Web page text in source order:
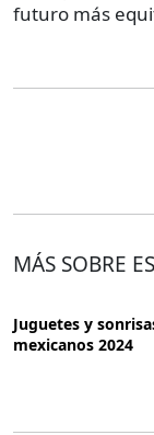
futuro más
MÁS SOBRE
Juguetes y
mexicanos 2024